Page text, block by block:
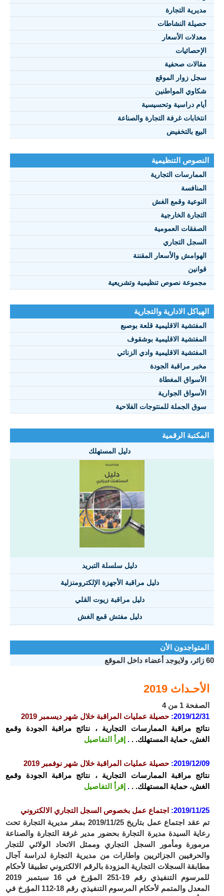
النصوص 2021
FRANÇAIS
مديرية التجارة
حصيلة النشاطات
معدلات الأسعار
الإحصائيات
مقالات صحفية
سجل زوار الموقع
شكاوي المواطنين
أيام دراسية وتحسيسية
انتخابات غرفة التجارة والصناعة
البيع بالتخفيض
النصوص التنظيمية
الممارسات التجارية
المنافسة
النوعية وقمع الغش
التجارة الخارجية
الصفقات العمومية
السجل التجاري
الهوامش والأسعار المقننة
قوانين
مجموعة نصوص تنظيمية وتشريعية
الهياكل الادارية والتجارية
المفتشية الاقليمية قلعة بوصبع
المفتشية الاقليمية بوشقوف
المفتشية الاقليمية وادي الزناتي
مخبر مراقبة الجودة
الأسواق المغطاة
الأسواق الجوارية
سوق الجملة للمنتوجات الفلاحية
المكتبة الرقمية
دليل المستهلك
دليل سلسلة التبريد
دليل مراقبة الأجهزة الإلكترومنزلية
دليل مراقبة زيوت القلي
دليل مفتش قمع الغش
المتواجدون الأن
60 زائر، ولايوجد أعضاء داخل الموقع
الأحـداث 2019
الصفحة 1 من 4
2019/12/31
: حصيلة عمليات المراقبة خلال شهر ديسمبر 2019
نتائج مراقبة الممارسات التجارية ، نتائج مراقبة الجودة وقمع
الغش، حماية المستهلك. . . إقرأ التفاصيل
2019/12/09
: حصيلة عمليات المراقبة خلال شهر نوفمبر 2019
نتائج مراقبة الممارسات التجارية ، نتائج مراقبة الجودة وقمع
الغش، حماية المستهلك. . . إقرأ التفاصيل
2019/11/25
: اجتماع عمل بخصوص السجل التجاري الالكتروني
تم عقد اجتماع عمل بتاريخ 2019/11/25 بمقر مديرية التجارة تحت
رعاية السيدة مديرة التجارة بحضور مدير غرفة التجارة والصناعة
مرمورة ومأمور السجل التجاري وممثل الاتحاد الولائي للتجار
والحرفيين الجزائريين واطارات من مديرية التجارة لدراسة آجال
مطابقة السجلات التجارية المزودة بالرقم الالكتروني تطبيقا لأحكام
للمرسوم التنفيذي رقم 19-251 المؤرخ في 16 سبتمبر 2019
المعدل والمتمم لأحكام المرسوم التنفيذي رقم 18-112 المؤرخ في